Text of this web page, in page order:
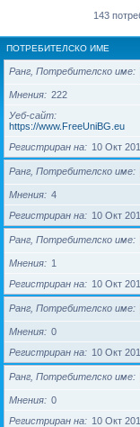
143
ПОТРЕБИТЕЛСКО ИМЕ
Ранг, Потребителско име
Мнения
222
Уеб-сайт
https://www.FreeUniBG.eu
Регистриран на
10 Окт
Ранг, Потребителско име
Мнения
4
Регистриран на
10 Окт
Ранг, Потребителско име
Мнения
1
Регистриран на
10 Окт
Ранг, Потребителско име
Мнения
0
Регистриран на
10 Окт
Ранг, Потребителско име
Мнения
0
Регистриран на
10 Окт